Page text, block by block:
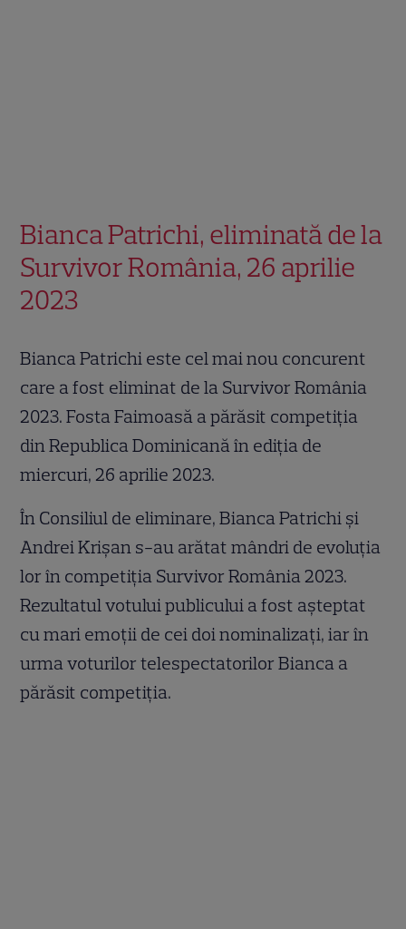
Bianca Patrichi, eliminată de la
Survivor România, 26 aprilie
2023
Bianca Patrichi este cel mai nou concurent
care a fost eliminat de la Survivor România
2023. Fosta Faimoasă a părăsit competiția
din Republica Dominicană în ediția de
miercuri, 26 aprilie 2023.
În Consiliul de eliminare, Bianca Patrichi și
Andrei Krișan s-au arătat mândri de evoluția
lor în competiția Survivor România 2023.
Rezultatul votului publicului a fost așteptat
cu mari emoții de cei doi nominalizați, iar în
urma voturilor telespectatorilor Bianca a
părăsit competiția.